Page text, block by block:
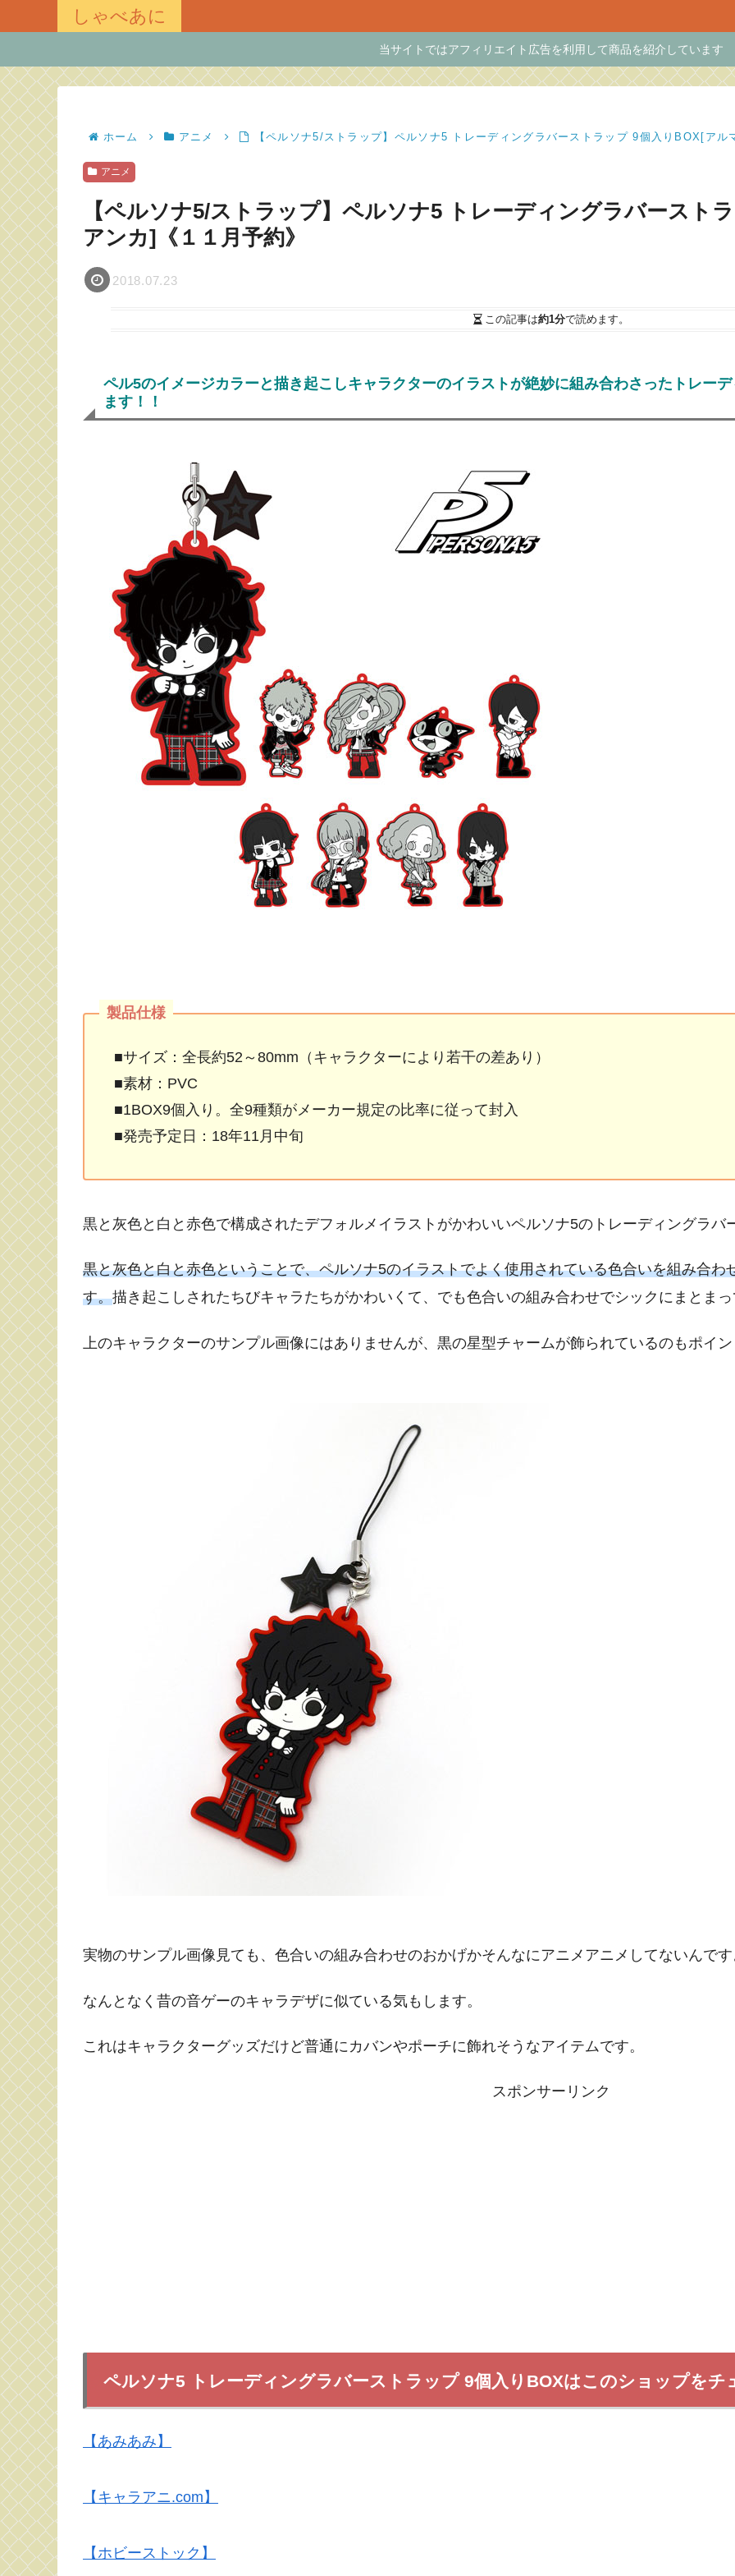
しゃべあに
当サイトではアフィリエイト広告を利用して商品を紹介しています
ホーム アニメ 【ペルソナ5/ストラップ】ペルソナ5 トレーディングラバーストラップ 9個入りBOX[アル
アニメ
【ペルソナ5/ストラップ】ペルソナ5 トレーディングラバースト
アンカ]《１１月予約》
2018.07.23
この記事は約1分で読めます。
ペル5のイメージカラーと描き起こしキャラクターのイラストが絶妙に組み合わさったトレー
ます！！
■サイズ：全長約52～80mm（キャラクターにより若干の差あり）
■素材：PVC
■1BOX9個入り。全9種類がメーカー規定の比率に従って封入
■発売予定日：18年11月中旬
黒と灰色と白と赤色で構成されたデフォルメイラストがかわいいペルソナ5のトレーディングラバ
黒と灰色と白と赤色ということで、ペルソナ5のイラストでよく使用されている色合いを組み合
す。描き起こしされたちびキャラたちがかわいくて、でも色合いの組み合わせでシックにまとま
上のキャラクターのサンプル画像にはありませんが、黒の星型チャームが飾られているのもポイ
実物のサンプル画像見ても、色合いの組み合わせのおかげかそんなにアニメアニメしてないんで
なんとなく昔の音ゲーのキャラデザに似ている気もします。
これはキャラクターグッズだけど普通にカバンやポーチに飾れそうなアイテムです。
スポンサーリンク
ペルソナ5 トレーディングラバーストラップ 9個入りBOXはこのショップをチ
【あみあみ】
【キャラアニ.com】
【ホビーストック】